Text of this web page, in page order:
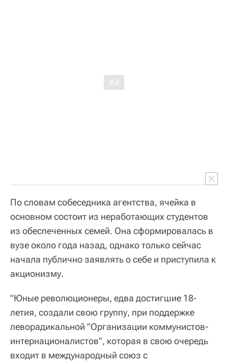
По словам собеседника агентства, ячейка в
основном состоит из неработающих студентов
из обеспеченных семей. Она сформировалась в
вузе около года назад, однако только сейчас
начала публично заявлять о себе и приступила к
акционизму.
"Юные революционеры, едва достигшие 18-
летия, создали свою группу, при поддержке
леворадикальной "Организации коммунистов-
интернационалистов", которая в свою очередь
входит в международный союз с